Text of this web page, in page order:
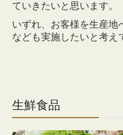
ていきたいと思います。
いずれ、お客様を生産地
なども実施したいと考え
生鮮食品